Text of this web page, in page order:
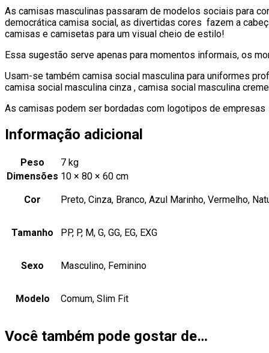
As camisas masculinas passaram de modelos sociais para
democrática camisa social, as divertidas cores fazem a
camisas e camisetas para um visual cheio de estilo!
Essa sugestão serve apenas para momentos informais, os
Usam-se também camisa social masculina para uniformes
camisa social masculina cinza , camisa social masculina
As camisas podem ser bordadas com logotipos de empresas
Informação adicional
Peso
7 kg
Dimensões 10 × 80 × 60 cm
Cor Preto, Cinza, Branco, Azul Marinho, Vermelho,
Tamanho PP, P, M, G, GG, EG, EXG
Sexo Masculino, Feminino
Modelo Comum, Slim Fit
Você também pode gostar de…